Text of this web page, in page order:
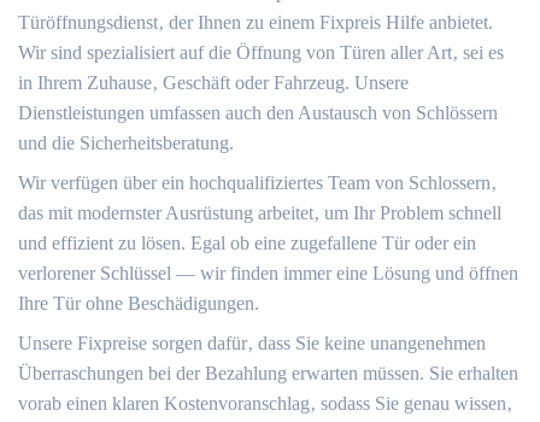
Türöffnungsdienst‚ der Ihnen zu einem Fixpreis Hilfe anbietet.​
Wir sind spezialisiert auf die Öffnung von Türen aller Art‚ sei es
in Ihrem Zuhause‚ Geschäft oder Fahrzeug.​ Unsere
Dienstleistungen umfassen auch den Austausch von Schlössern
und die Sicherheitsberatung.​
Wir verfügen über ein hochqualifiziertes Team von Schlossern‚
das mit modernster Ausrüstung arbeitet‚ um Ihr Problem schnell
und effizient zu lösen.​ Egal ob eine zugefallene Tür oder ein
verlorener Schlüssel ― wir finden immer eine Lösung und öffnen
Ihre Tür ohne Beschädigungen.​
Unsere Fixpreise sorgen dafür‚ dass Sie keine unangenehmen
Überraschungen bei der Bezahlung erwarten müssen.​ Sie erhalten
vorab einen klaren Kostenvoranschlag‚ sodass Sie genau wissen‚